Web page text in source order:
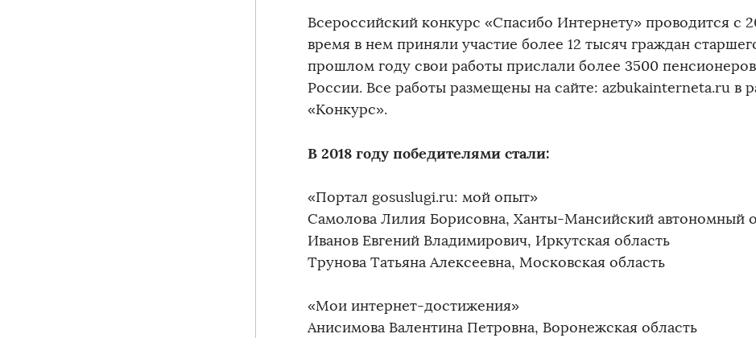
Всероссийский конкурс «Спасибо Интернету» проводится с
время в нем приняли участие более 12 тысяч граждан
прошлом году свои работы прислали более 3500 пенсионеров
России. Все работы размещены на сайте: azbukainterneta.ru в
«Конкурс».
В 2018 году победителями стали:
«Портал gosuslugi.ru: мой опыт»
Самолова Лилия Борисовна, Ханты-Мансийский автономный
Иванов Евгений Владимирович, Иркутская область
Трунова Татьяна Алексеевна, Московская область
«Мои интернет-достижения»
Анисимова Валентина Петровна, Воронежская область